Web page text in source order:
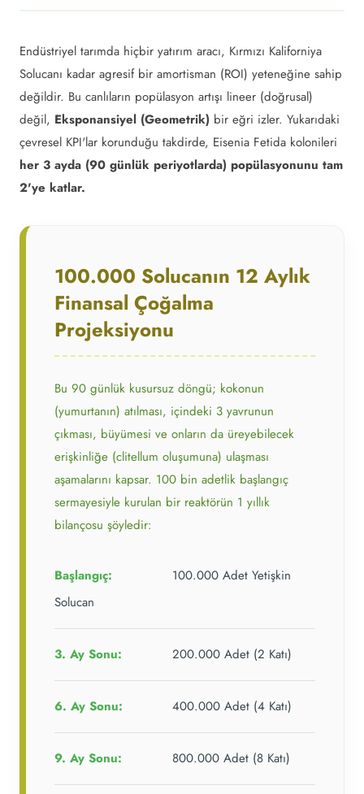
Endüstriyel tarımda hiçbir yatırım aracı, Kırmızı Kaliforniya
Solucanı kadar agresif bir amortisman (ROI) yeteneğine sahip
değildir. Bu canlıların popülasyon artışı lineer (doğrusal)
değil, Eksponansiyel (Geometrik) bir eğri izler. Yukarıdaki
çevresel KPI'lar korunduğu takdirde, Eisenia Fetida kolonileri
her 3 ayda (90 günlük periyotlarda) popülasyonunu tam
2'ye katlar.
100.000 Solucanın 12 Aylık
Finansal Çoğalma
Projeksiyonu
Bu 90 günlük kusursuz döngü; kokonun
(yumurtanın) atılması, içindeki 3 yavrunun
çıkması, büyümesi ve onların da üreyebilecek
erişkinliğe (clitellum oluşumuna) ulaşması
aşamalarını kapsar. 100 bin adetlik başlangıç
sermayesiyle kurulan bir reaktörün 1 yıllık
bilançosu şöyledir:
Başlangıç:
100.000 Adet Yetişkin
Solucan
3. Ay Sonu: 200.000 Adet (2 Katı)
6. Ay Sonu: 400.000 Adet (4 Katı)
9. Ay Sonu: 800.000 Adet (8 Katı)